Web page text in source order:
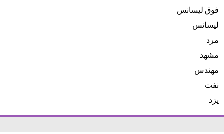
فوق لیسانس
لیسانس
مرد
مشهد
مهندس
نفت
یزد